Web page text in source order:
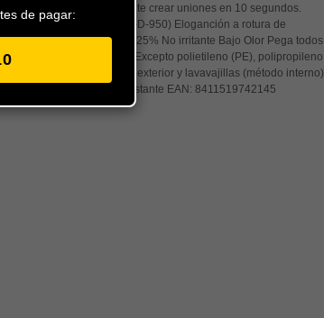
pegar en el hogar.Permite crear uniones en 10 segundos.
y vibraciones. (ASTM-D-950) Eloganción a rotura de
(norma interna)>25% No irritante Bajo Olor Pega todos
incluso muy porosos. Excepto polietileno (PE), polipropileno
(PTFE). Resiste agua, exterior y lavavajillas (método interno)
No pega los dedos al instante EAN: 8411519742145
de pagar: